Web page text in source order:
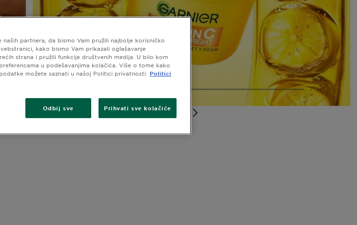
partnera, da bismo Vam pružili najbolje korisničko
kako bismo Vam prikazali oglašavanje
strana i pružili funkcije društvenih medija. U bilo kom
u podešavanjima kolačića. Više o tome kako
možete saznati u našoj Politici privatnosti.
Politici
Odbij sve Prihvati sve kolačiće